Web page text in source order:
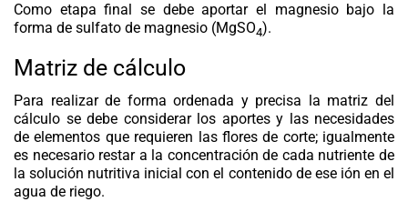
Como etapa final se debe aportar el magnesio bajo la
forma de sulfato de magnesio (MgSO4).
Matriz de cálculo
Para realizar de forma ordenada y precisa la matriz del
cálculo se debe considerar los aportes y las necesidades
de elementos que requieren las flores de corte; igualmente
es necesario restar a la concentración de cada nutriente de
la solución nutritiva inicial con el contenido de ese ión en el
agua de riego.